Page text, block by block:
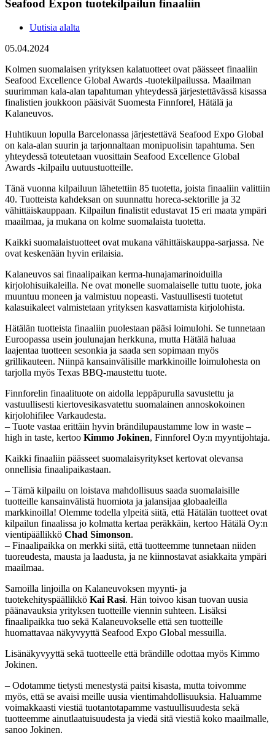
Seafood Expon tuotekilpailun finaaliin
Uutisia alalta
05.04.2024
Kolmen suomalaisen yrityksen kalatuotteet ovat päässeet finaaliin
Seafood Excellence Global Awards -tuotekilpailussa. Maailman
suurimman kala-alan tapahtuman yhteydessä järjestettävässä kisassa
finalistien joukkoon pääsivät Suomesta Finnforel, Hätälä ja
Kalaneuvos.
Huhtikuun lopulla Barcelonassa järjestettävä Seafood Expo Global
on kala-alan suurin ja tarjonnaltaan monipuolisin tapahtuma. Sen
yhteydessä toteutetaan vuosittain Seafood Excellence Global
Awards -kilpailu uutuustuotteille.
Tänä vuonna kilpailuun lähetettiin 85 tuotetta, joista finaaliin valittiin
40. Tuotteista kahdeksan on suunnattu horeca-sektorille ja 32
vähittäiskauppaan. Kilpailun finalistit edustavat 15 eri maata ympäri
maailmaa, ja mukana on kolme suomalaista tuotetta.
Kaikki suomalaistuotteet ovat mukana vähittäiskauppa-sarjassa. Ne
ovat keskenään hyvin erilaisia.
Kalaneuvos sai finaalipaikan kerma-hunajamarinoiduilla
kirjolohisuikaleilla. Ne ovat monelle suomalaiselle tuttu tuote, joka
muuntuu moneen ja valmistuu nopeasti. Vastuullisesti tuotetut
kalasuikaleet valmistetaan yrityksen kasvattamista kirjolohista.
Hätälän tuotteista finaaliin puolestaan pääsi loimulohi. Se tunnetaan
Euroopassa usein joulunajan herkkuna, mutta Hätälä haluaa
laajentaa tuotteen sesonkia ja saada sen sopimaan myös
grillikauteen. Niinpä kansainvälisille markkinoille loimulohesta on
tarjolla myös Texas BBQ-maustettu tuote.
Finnforelin finaalituote on aidolla leppäpurulla savustettu ja
vastuullisesti kiertovesikasvatettu suomalainen annoskokoinen
kirjolohifilee Varkaudesta.
– Tuote vastaa erittäin hyvin brändilupaustamme low in waste –
high in taste, kertoo Kimmo Jokinen, Finnforel Oy:n myyntijohtaja.
Kaikki finaaliin päässeet suomalaisyritykset kertovat olevansa
onnellisia finaalipaikastaan.
– Tämä kilpailu on loistava mahdollisuus saada suomalaisille
tuotteille kansainvälistä huomiota ja jalansijaa globaaleilla
markkinoilla! Olemme todella ylpeitä siitä, että Hätälän tuotteet ovat
kilpailun finaalissa jo kolmatta kertaa peräkkäin, kertoo Hätälä Oy:n
vientipäällikkö Chad Simonson.
– Finaalipaikka on merkki siitä, että tuotteemme tunnetaan niiden
tuoreudesta, mausta ja laadusta, ja ne kiinnostavat asiakkaita ympäri
maailmaa.
Samoilla linjoilla on Kalaneuvoksen myynti- ja
tuotekehityspäällikkö Kai Rasi. Hän toivoo kisan tuovan uusia
päänavauksia yrityksen tuotteille viennin suhteen. Lisäksi
finaalipaikka tuo sekä Kalaneuvokselle että sen tuotteille
huomattavaa näkyvyyttä Seafood Expo Global messuilla.
Lisänäkyvyyttä sekä tuotteelle että brändille odottaa myös Kimmo
Jokinen.
– Odotamme tietysti menestystä paitsi kisasta, mutta toivomme
myös, että se avaisi meille uusia vientimahdollisuuksia. Haluamme
voimakkaasti viestiä tuotantotapamme vastuullisuudesta sekä
tuotteemme ainutlaatuisuudesta ja viedä sitä viestiä koko maailmalle,
sanoo Jokinen.